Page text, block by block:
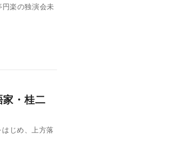
楽の独演会未
・桂二
じめ、上方落